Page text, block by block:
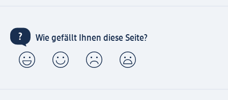
Wie gefällt Ihnen diese Seite?